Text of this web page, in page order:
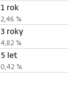
1 rok
2,46 %
3 roky
4,82 %
5 let
0,42 %